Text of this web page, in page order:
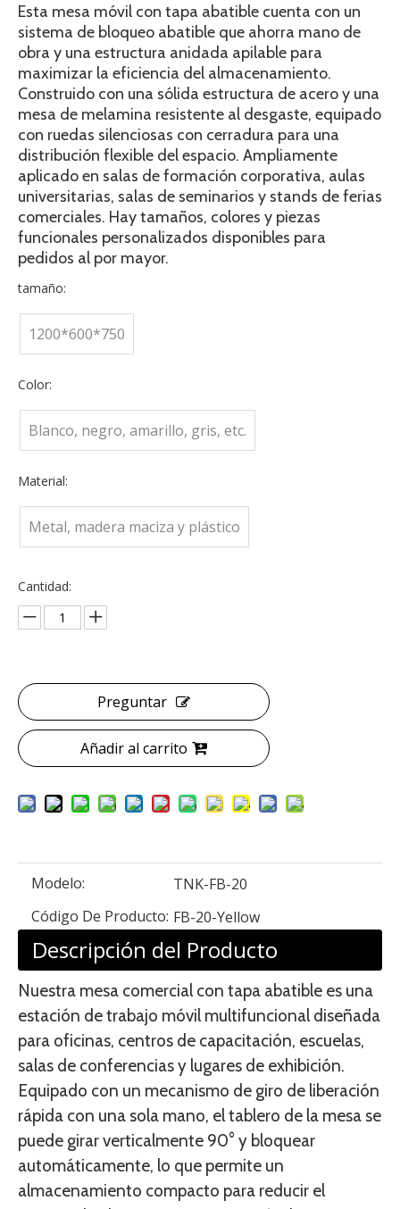
Esta mesa móvil con tapa abatible cuenta con un
sistema de bloqueo abatible que ahorra mano de
obra y una estructura anidada apilable para
maximizar la eficiencia del almacenamiento.
Construido con una sólida estructura de acero y una
mesa de melamina resistente al desgaste, equipado
con ruedas silenciosas con cerradura para una
distribución flexible del espacio. Ampliamente
aplicado en salas de formación corporativa, aulas
universitarias, salas de seminarios y stands de ferias
comerciales. Hay tamaños, colores y piezas
funcionales personalizados disponibles para
pedidos al por mayor.
tamaño:
1200*600*750
Color:
Blanco, negro, amarillo, gris, etc.
Material:
Metal, madera maciza y plástico
Cantidad:
Preguntar
Añadir al carrito
Modelo:
TNK-FB-20
Código De Producto: FB-20-Yellow
Descripción del Producto
Nuestra mesa comercial con tapa abatible es una
estación de trabajo móvil multifuncional diseñada
para oficinas, centros de capacitación, escuelas,
salas de conferencias y lugares de exhibición.
Equipado con un mecanismo de giro de liberación
rápida con una sola mano, el tablero de la mesa se
puede girar verticalmente 90° y bloquear
automáticamente, lo que permite un
almacenamiento compacto para reducir el